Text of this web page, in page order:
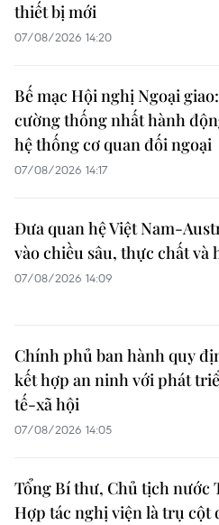
thiết bị mới
07/08/2026 14:20
Bế mạc Hội nghị Ngoại
cường thống nhất hành
hệ thống cơ quan đối ngoại
07/08/2026 14:17
Đưa quan hệ Việt Nam-
vào chiều sâu, thực chất và
07/08/2026 14:09
Chính phủ ban hành quy
kết hợp an ninh với phát
tế-xã hội
07/08/2026 14:05
Tổng Bí thư, Chủ tịch nước
Hợp tác nghị viện là trụ cột